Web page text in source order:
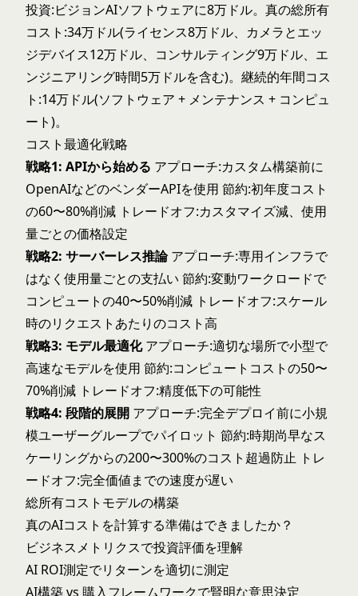
投資:ビジョンAIソフトウェアに8万ドル。真の総所有
コスト:34万ドル(ライセンス8万ドル、カメラとエッ
ジデバイス12万ドル、コンサルティング9万ドル、エ
ンジニアリング時間5万ドルを含む)。継続的年間コス
ト:14万ドル(ソフトウェア + メンテナンス + コンピュ
ート)。
コスト最適化戦略
戦略1: APIから始める アプローチ:カスタム構築前に
OpenAIなどのベンダーAPIを使用 節約:初年度コスト
の60〜80%削減 トレードオフ:カスタマイズ減、使用
量ごとの価格設定
戦略2: サーバーレス推論アプローチ:専用インフラで
はなく使用量ごとの支払い 節約:変動ワークロードで
コンピュートの40〜50%削減 トレードオフ:スケール
時のリクエストあたりのコスト高
戦略3: モデル最適化アプローチ:適切な場所で小型で
高速なモデルを使用 節約:コンピュートコストの50〜
70%削減 トレードオフ:精度低下の可能性
戦略4: 段階的展開 アプローチ:完全デプロイ前に小規
模ユーザーグループでパイロット 節約:時期尚早なス
ケーリングからの200〜300%のコスト超過防止 トレ
ードオフ:完全価値までの速度が遅い
総所有コストモデルの構築
真のAIコストを計算する準備はできましたか？
ビジネスメトリクスで投資評価を理解
AI ROI測定でリターンを適切に測定
AI構築 vs 購入フレームワークで賢明な意思決定